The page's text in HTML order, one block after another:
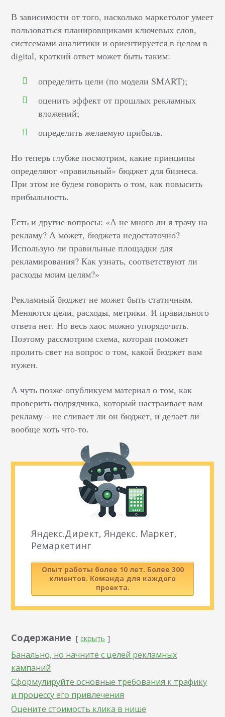
В зависимости от того, насколько маркетолог умеет
пользоваться планировщиками ключевых слов,
систсемами аналитики и ориентируется в целом в
digital, краткий ответ может быть таким:
определить цели (по модели SMART);
оценить эффект от прошлых рекламных
вложений;
определить желаемую прибыль.
Но теперь глубже посмотрим, какие принципы
определяют «правильный» бюджет для бизнеса.
При этом не будем говорить о том, как повысить
прибыльность.
Есть и другие вопросы: «А не много ли я трачу на
рекламу? А может, бюджета недостаточно?
Использую ли правильные площадки для
рекламирования? Как узнать, соответствуют ли
расходы моим целям?»
Рекламный бюджет не может быть статичным.
Меняются цели, расходы, метрики. И правильного
ответа нет. Но весь хаос можно упорядочить.
Поэтому рассмотрим схема, которая поможет
пролить свет на вопрос о том, какой бюджет вам
нужен.
А чуть позже опубликуем материал о том, как
проверить подрядчика, который настраивает вам
рекламу – не сливает ли он бюджет, и делает ли
вообще хоть что-то.
Яндекс.Директ, Яндекс. Маркет,
Ремаркетинг
Опыт работы более 10 лет. Более 300
клиентов. Команда для каждого
проекта.
Содержание скрыть
Банально, но начните с целей рекламных
кампаний
Сформулируйте основные требования к трафику
и процессу его привлечения
Оцените стоимость клика в нише